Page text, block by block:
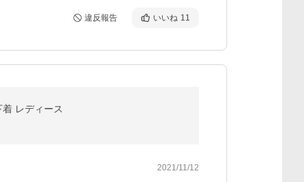
違反報告 いいね 11
レディース
2021/11/12